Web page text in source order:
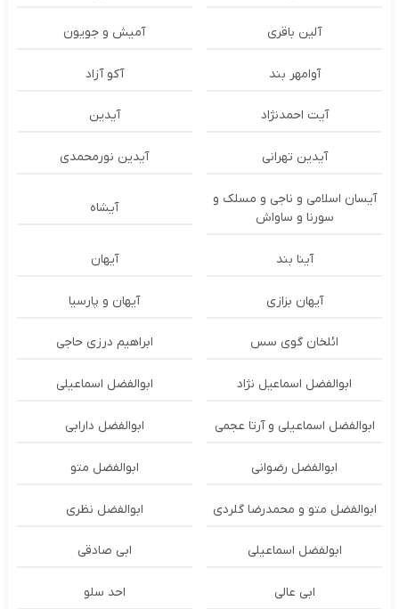
آلین باقری آمیش و جویون
آوامهر بند آکو آزاد
آیت احمدنژاد آیدین
آیدین تهرانی آیدین نورمحمدی
آیسان اسلامی و ناجی و مسلک و
سورنا و ساواش
آیشاه
آینا بند آیهان
آیهان بزازی آیهان و پارسیا
ائلخان گوی سس ابراهیم درزی حاجی
ابوالفضل اسماعیل نژاد ابوالفضل اسماعیلی
ابوالفضل اسماعیلی و آرتا عجمی ابوالفضل دارابی
ابوالفضل رضوانی ابوالفضل متو
ابوالفضل متو و محمدرضا گلردی ابوالفضل نظری
ابولفضل اسماعیلی ابی صادقی
ابی عالی احد سلو